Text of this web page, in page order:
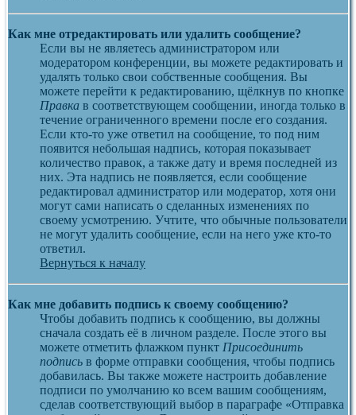
Как мне отредактировать или удалить сообщение?
Если вы не являетесь администратором или
модератором конференции, вы можете редактировать и
удалять только свои собственные сообщения. Вы
можете перейти к редактированию, щёлкнув по кнопке
Правка в соответствующем сообщении, иногда только в
течение ограниченного времени после его создания.
Если кто-то уже ответил на сообщение, то под ним
появится небольшая надпись, которая показывает
количество правок, а также дату и время последней из
них. Эта надпись не появляется, если сообщение
редактировал администратор или модератор, хотя они
могут сами написать о сделанных изменениях по
своему усмотрению. Учтите, что обычные пользователи
не могут удалить сообщение, если на него уже кто-то
ответил.
Вернуться к началу
Как мне добавить подпись к своему сообщению?
Чтобы добавить подпись к сообщению, вы должны
сначала создать её в личном разделе. После этого вы
можете отметить флажком пункт Присоединить
подпись в форме отправки сообщения, чтобы подпись
добавилась. Вы также можете настроить добавление
подписи по умолчанию ко всем вашим сообщениям,
сделав соответствующий выбор в параграфе «Отправка